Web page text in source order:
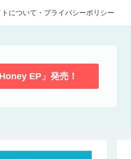
トについて・プライバシーポリシー
EP」発売！